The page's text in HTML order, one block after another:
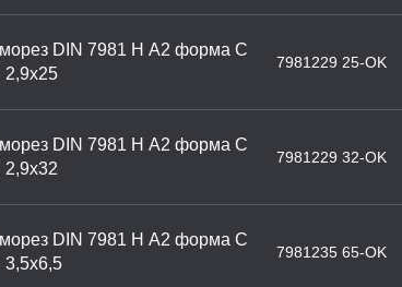
DIN 7981 H А2 форма С
2,9х25
7981229 25-OK
DIN 7981 H А2 форма С
2,9х32
7981229 32-OK
DIN 7981 H А2 форма С
3,5х6,5
7981235 65-OK